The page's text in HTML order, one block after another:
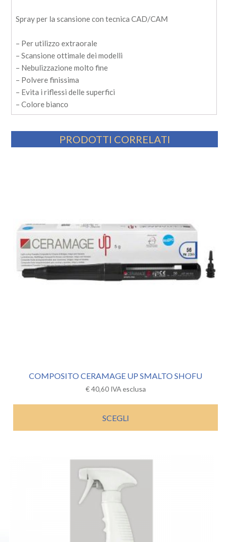
Spray per la scansione con tecnica CAD/CAM
– Per utilizzo extraorale
– Scansione ottimale dei modelli
– Nebulizzazione molto fine
– Polvere finissima
– Evita i riflessi delle superfici
– Colore bianco
PRODOTTI CORRELATI
COMPOSITO CERAMAGE UP SMALTO SHOFU
€40,60 IVA esclusa
SCEGLI